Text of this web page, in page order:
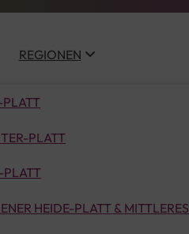
REGIONEN
PLATT
PLATT
PLATT
HEIDE-PLATT &